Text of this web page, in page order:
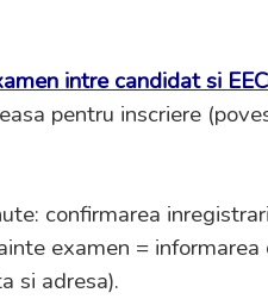
intre candidat si
pentru inscriere
confirmarea
examen =
si adresa).